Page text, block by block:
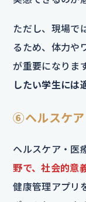
ただし、現場で
るため、体力や
が重要になりま
したい学生には
⑥ヘルスケア
ヘルスケア・医
野で、社会的意
健康管理アプリ